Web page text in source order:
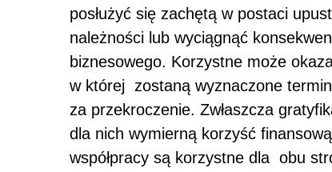
posłużyć się zachętą w postaci
należności lub wyciągnąć
biznesowego. Korzystne może
w której zostaną wyznaczone
za przekroczenie. Zwłaszcza
dla nich wymierną korzyść
współpracy są korzystne dla obu